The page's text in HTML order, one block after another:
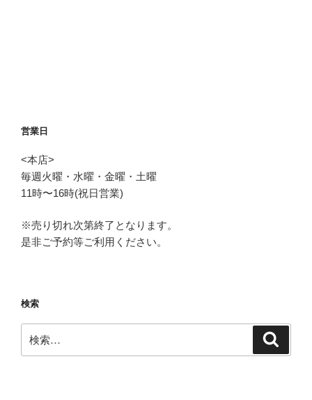
営業日
<本店>
毎週火曜・水曜・金曜・土曜
11時〜16時(祝日営業)
※売り切れ次第終了となります。
是非ご予約等ご利用ください。
検索
索: